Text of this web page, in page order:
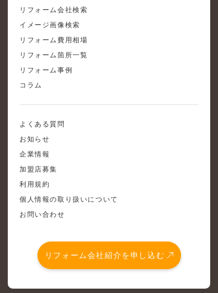
リフォーム会社検索
イメージ画像検索
リフォーム費用相場
リフォーム箇所一覧
リフォーム事例
コラム
よくある質問
お知らせ
企業情報
加盟店募集
利用規約
個人情報の取り扱いについて
お問い合わせ
リフォーム会社紹介を申し込む